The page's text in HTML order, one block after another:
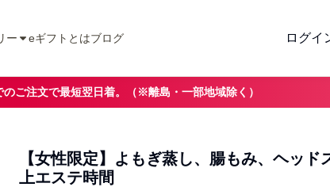
ー eギフトとはブログ ログイ
ご注文で最短翌日着。（※離島・一部地域除く）
【女性限定】よもぎ蒸し、腸もみ、ヘッ
上エステ時間